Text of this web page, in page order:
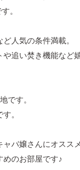
。
人気の条件満載。
追い焚き機能など
です。
。
ャバ嬢さんにオスス
めのお部屋です♪